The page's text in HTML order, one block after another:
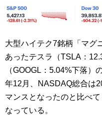
大型ハイテク7銘柄「マグ
あったテスラ（TSLA：
（GOOGL：5.04%下落
年12月、NASDAQ総合は
マンスとなったのと比べ
なっている。